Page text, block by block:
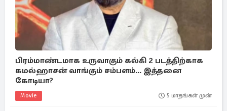
பிரம்மாண்டமாக உருவாகும் கல்கி 2 படத்திற்காக
கமல்ஹாசன் வாங்கும் சம்பளம்... இத்தனை
கோடியா?
Movie 5 மாதங்கள் முன்